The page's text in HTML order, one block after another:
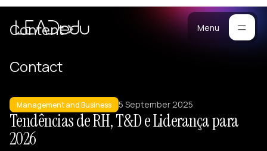
Menu
are
Methodology
Content
Cases
Blog
Materials
Contact
Tendências de RH, T&D e Liderança para
2026
Management and Business 5 September 2025